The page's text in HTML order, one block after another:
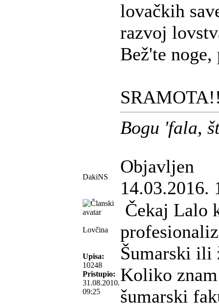
lovačkih
razvoj
Bež'te
Bogu 'fala,
DakiNS
Objavljen
14.03.2016.
Lovčina
Upisa:
10248
Pristupio:
31.08.2010.
09:25
Čekaj Lalo
Šumarski ili
Koliko
šumarski